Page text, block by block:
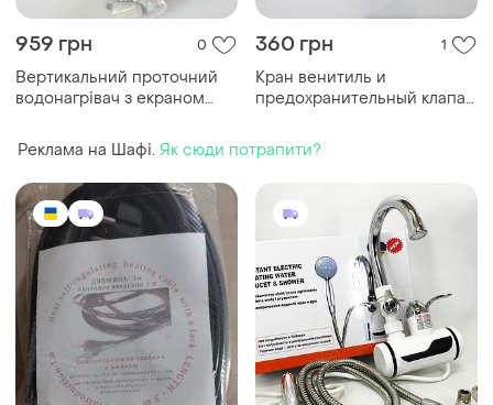
959 грн 0
Вертикальний проточний
водонагрівач з екраном
360 грн 1
Кран венитиль и
предохранительный клапан
1/2 icma gs09
Реклама на Шафі. Як сюди потрапити?